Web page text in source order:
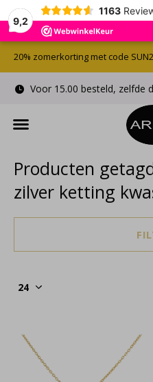
9,2
1163
Voor 15.00 besteld, zelfde
20% zomerkorting met code
Producten
zilver ketting